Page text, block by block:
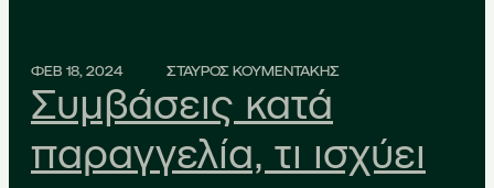
ΦΕΒ 18, 2024 ΣΤΑΥΡΟΣ ΚΟΥΜΕΝΤΑΚΗΣ
Συμβάσεις κατά
παραγγελία, τι ισχύει